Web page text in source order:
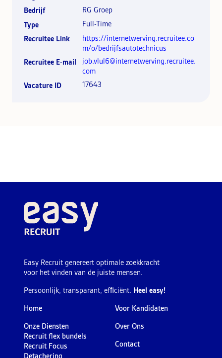
Bedrijf
RG Groep
Type
Full-Time
Recruitee Link
https://internetwerving.recruitee.co
m/o/bedrijfsautotechnicus
Recruitee E-mail
job.vlul6@internetwerving.recruitee.
com
Vacature ID
17643
Easy Recruit genereert optimale zoekkracht
voor het vinden van de juiste mensen.
Persoonlijk, transparant, efﬁciënt. Heel easy!
Home
Onze Diensten
Recruit flex bundels
Recruit Focus
Detachering
Voor Kandidaten
Over Ons
Contact